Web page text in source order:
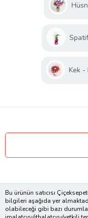
Kek -
Bu ürünün satıcısı
bilgileri aşağıda yer
olabileceği gibi bazı